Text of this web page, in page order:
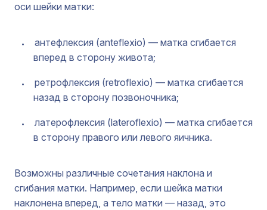
оси шейки матки:
антефлексия (anteflexio) — матка сгибается
вперед в сторону живота;
ретрофлексия (retroflexio) — матка сгибается
назад в сторону позвоночника;
латерофлексия (lateroflexio) — матка сгибается
в сторону правого или левого яичника.
Возможны различные сочетания наклона и
сгибания матки. Например, если шейка матки
наклонена вперед, а тело матки — назад, это